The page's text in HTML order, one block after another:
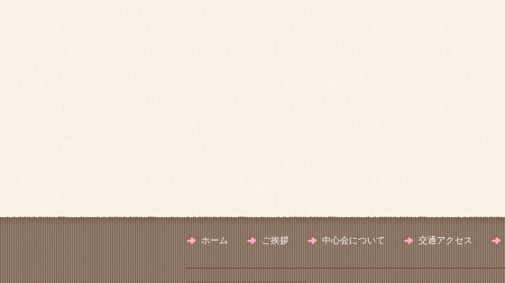
ホーム ご挨拶 中心会について 交通アクセス